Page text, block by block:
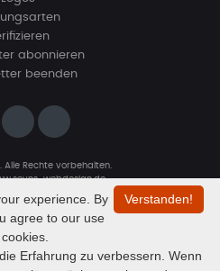
abonnieren
beenden
Alle Rechte vorbehalten.
webdesign.de
Verstanden!
experience. By
agree to our use
Erfahrung zu verbessern. Wenn